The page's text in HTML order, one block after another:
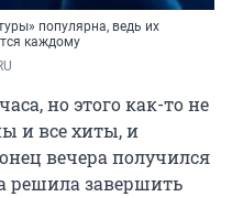
популярна, ведь их
каждому
но этого как-то не
и все хиты, и
вечера получился
решила завершить